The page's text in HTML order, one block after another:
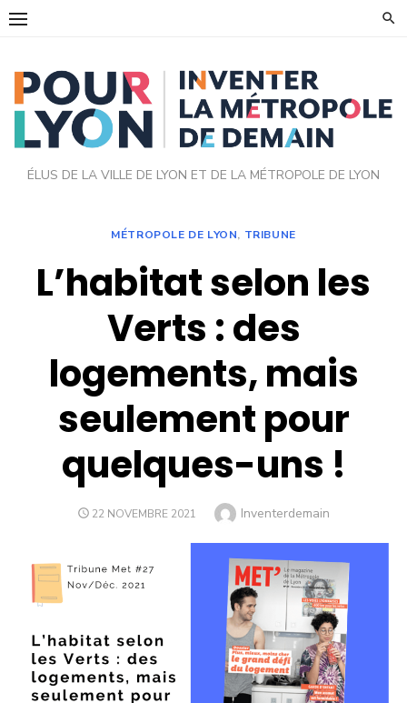
Skip
ÉLUS DE LA VILLE DE LYON ET DE LA MÉTROPOLE DE LYON
MÉTROPOLE DE LYON, TRIBUNE
L’habitat selon les
Verts : des
logements, mais
seulement pour
quelques-uns !
POSTED
22 NOVEMBRE 2021 Author
Inventerdemain